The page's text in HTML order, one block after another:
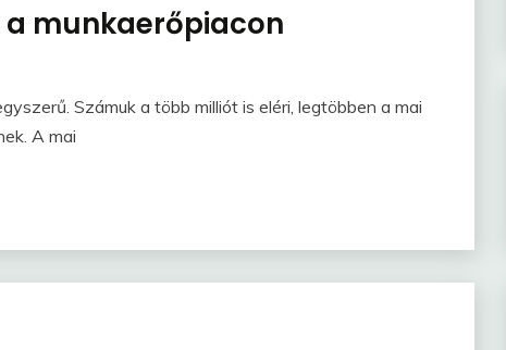
munkaerőpiacon
Számuk a több milliót is eléri, legtöbben a mai
A mai